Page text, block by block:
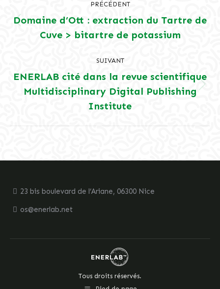
article
PRÉCÉDENT
Article
précédent
Domaine d’Ott : extraction du Tartre de
Cuve > bitartre de potassium
SUIVANT
Article
suivant
ENERLAB cité dans la revue scientifique
Multidisciplinary Digital Publishing
Institute
23 bis boulevard de l’Ariane, 06300 Nice
os@enerlab.net
Tous droits réservés.